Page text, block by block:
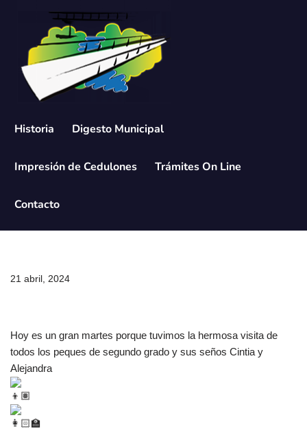
contenido
Historia Digesto Municipal
Impresión de Cedulones Trámites On Line
Contacto
21 abril, 2024
Hoy es un gran martes porque tuvimos la hermosa visita de
todos los peques de segundo grado y sus seños Cintia y
Alejandra